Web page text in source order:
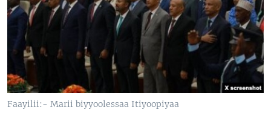
Faayilii:- Marii biyyoolessaa Itiyoopiyaa